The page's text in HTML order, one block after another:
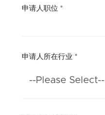
申请人职位 *
申请人所在行业 *
--Please Select--